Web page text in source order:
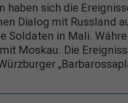
haben sich die
Dialog mit Russland
Soldaten in Mali.
Moskau. Die